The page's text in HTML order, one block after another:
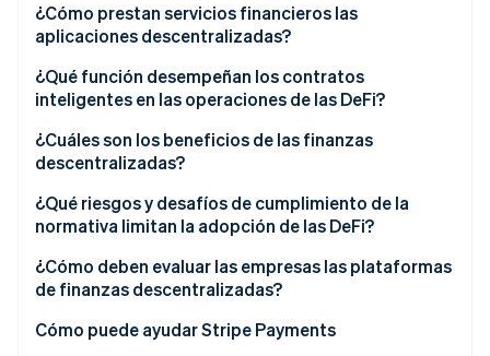
Sesiones de Stripe 2026
Descubre cómo Stripe construye la infraestructura
¿Cómo prestan servicios financieros las
aplicaciones descentralizadas?
¿Qué función desempeñan los contratos
inteligentes en las operaciones de las DeFi?
¿Cuáles son los beneficios de las finanzas
descentralizadas?
¿Qué riesgos y desafíos de cumplimiento de la
normativa limitan la adopción de las DeFi?
¿Cómo deben evaluar las empresas las plataformas
de finanzas descentralizadas?
Cómo puede ayudar Stripe Payments